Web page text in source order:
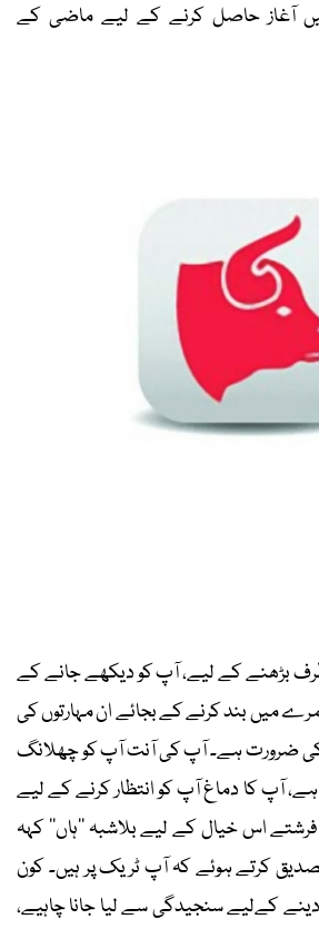
آغاز حاصل کرنے کے لیے ماضی کے
بڑھنے کے لیے، آپ کو دیکھے جانے کے
میں بند کرنے کے بجائے ان مہارتوں کی
کی ضرورت ہے۔ آپ کی آنت آپ کو چھلانگ
آپ کا دماغ آپ کو انتظار کرنے کے لیے
اس خیال کے لیے بلاشبہ ’’ہاں‘‘ کہہ
کرتے ہوئے کہ آپ ٹریک پر ہیں۔ کون
کےلیے سنجیدگی سے لیا جانا چاہیے،